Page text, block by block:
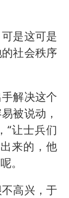
是这可是
社会秩序
解决这个
被说动，
“让士兵们
来的，他
。
高兴，于